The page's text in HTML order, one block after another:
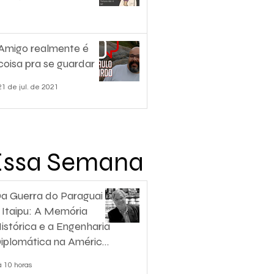
realmente é
pra se guardar
de jul. de 2021
Guerra do Paraguai
A Memória
e a Engenharia
na América
10 horas
Semana